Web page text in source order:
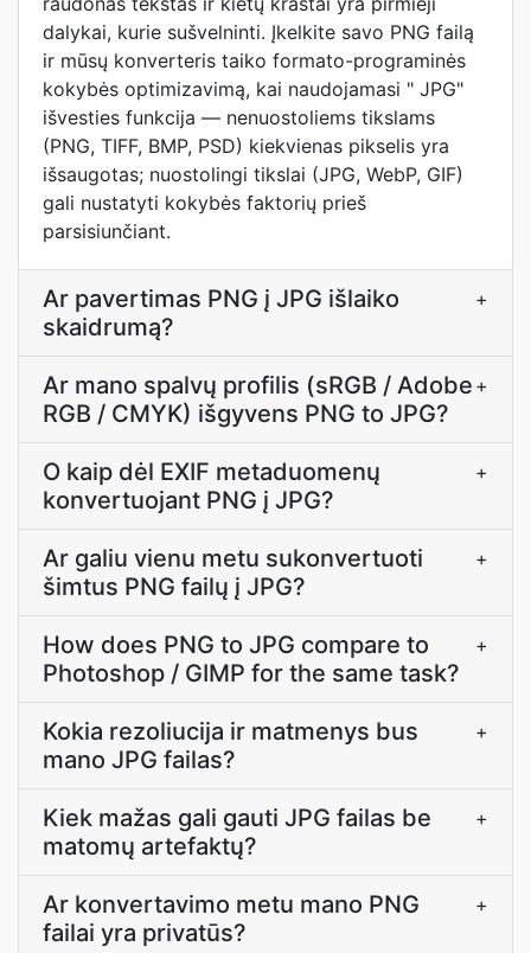
dalykai, kurie sušvelninti. Įkelkite savo PNG failą
ir mūsų konverteris taiko formato-programinės
kokybės optimizavimą, kai naudojamasi " JPG"
išvesties funkcija — nenuostoliems tikslams
(PNG, TIFF, BMP, PSD) kiekvienas pikselis yra
išsaugotas; nuostolingi tikslai (JPG, WebP, GIF)
gali nustatyti kokybės faktorių prieš
parsisiunčiant.
Ar pavertimas PNG į JPG išlaiko
skaidrumą?
+
Ar mano spalvų profilis (sRGB / Adobe
RGB / CMYK) išgyvens PNG to JPG?
+
O kaip dėl EXIF metaduomenų
konvertuojant PNG į JPG?
+
Ar galiu vienu metu sukonvertuoti
šimtus PNG failų į JPG?
+
How does PNG to JPG compare to
Photoshop / GIMP for the same task?
+
Kokia rezoliucija ir matmenys bus
mano JPG failas?
+
Kiek mažas gali gauti JPG failas be
matomų artefaktų?
+
Ar konvertavimo metu mano PNG
failai yra privatūs?
+